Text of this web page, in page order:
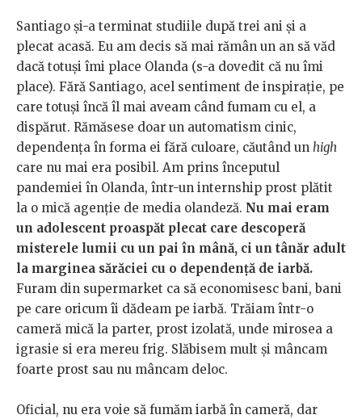
Santiago și-a terminat studiile după trei ani și a
plecat acasă. Eu am decis să mai rămân un an să văd
dacă totuși îmi place Olanda (s-a dovedit că nu îmi
place). Fără Santiago, acel sentiment de inspirație, pe
care totuși încă îl mai aveam când fumam cu el, a
dispărut. Rămăsese doar un automatism cinic,
dependența în forma ei fără culoare, căutând un high
care nu mai era posibil. Am prins începutul
pandemiei în Olanda, într-un internship prost plătit
la o mică agenție de media olandeză. Nu mai eram
un adolescent proaspăt plecat care descoperă
misterele lumii cu un pai în mână, ci un tânăr adult
la marginea sărăciei cu o dependență de iarbă.
Furam din supermarket ca să economisesc bani, bani
pe care oricum îi dădeam pe iarbă. Trăiam într-o
cameră mică la parter, prost izolată, unde mirosea a
igrasie si era mereu frig. Slăbisem mult și mâncam
foarte prost sau nu mâncam deloc.
Oficial, nu era voie să fumăm iarbă în cameră, dar